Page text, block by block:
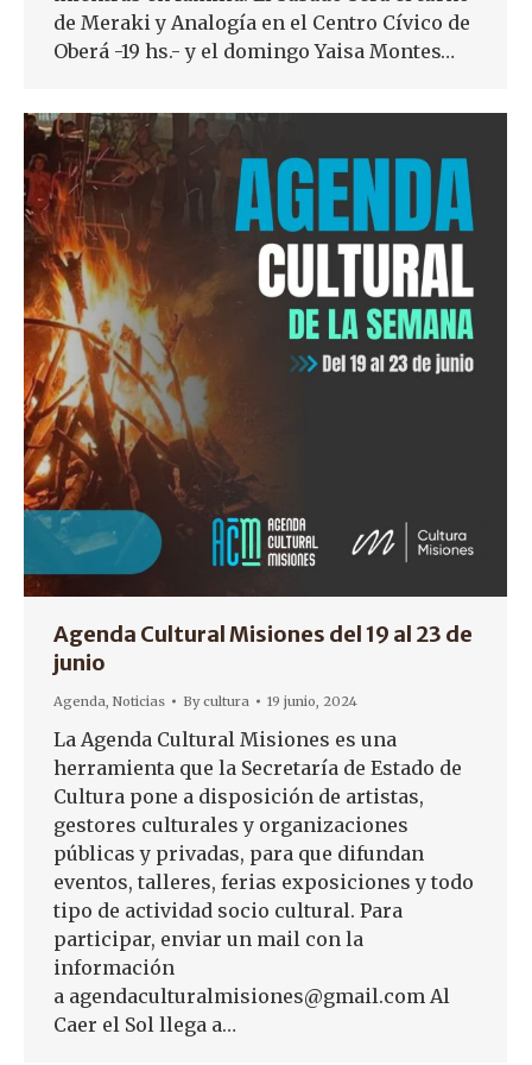
de Meraki y Analogía en el Centro Cívico de
Oberá -19 hs.- y el domingo Yaisa Montes…
Agenda Cultural Misiones del 19 al 23 de
junio
Agenda, Noticias Bycultura 19 junio, 2024
La Agenda Cultural Misiones es una
herramienta que la Secretaría de Estado de
Cultura pone a disposición de artistas,
gestores culturales y organizaciones
públicas y privadas, para que difundan
eventos, talleres, ferias exposiciones y todo
tipo de actividad socio cultural. Para
participar, enviar un mail con la
información
a agendaculturalmisiones@gmail.com Al
Caer el Sol llega a…